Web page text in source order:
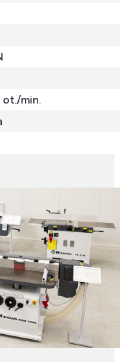
min.